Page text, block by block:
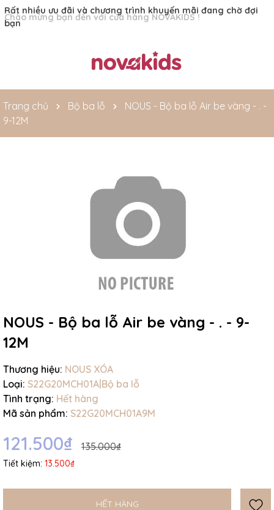
Rất nhiều ưu đãi và chương trình khuyến mãi đang chờ đợi
bạn
Trang chủ Bộ ba lỗ
NOUS - Bộ ba lỗ Air be vàng - . -
9-12M
NOUS - Bộ ba lỗ Air be vàng - . - 9-
12M
Thương hiệu: NOUS XÓA
Loại: S22G20MCH01A|Bộ ba lỗ
Tình trạng: Hết hàng
Mã sản phẩm: S22G20MCH01A9M
121.500₫ 135.000₫
Tiết kiệm: 13.500₫
HẾT HÀNG
Mã giảm giá:
Ngày hết hạn:
Điều kiện: